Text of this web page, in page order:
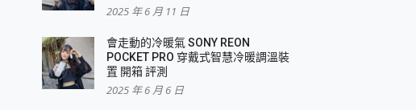
2025 年 6 月 11 日
會走動的冷暖氣 SONY REON
POCKET PRO 穿戴式智慧冷暖調溫裝
置 開箱 評測
2025 年 6 月 6 日